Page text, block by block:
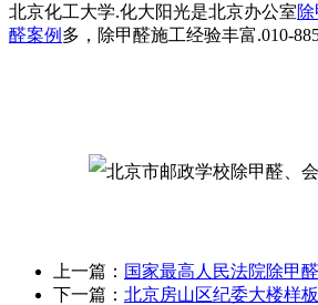
北京化工大学.化大阳光是北京办公室
醛案例 多，除甲醛施工经验丰富.010-
上一篇： 国家最高人民法院除甲醛
下一篇： 北京房山区纪委大楼样